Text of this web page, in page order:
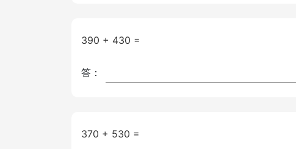
390 + 430 =
答：
370 + 530 =